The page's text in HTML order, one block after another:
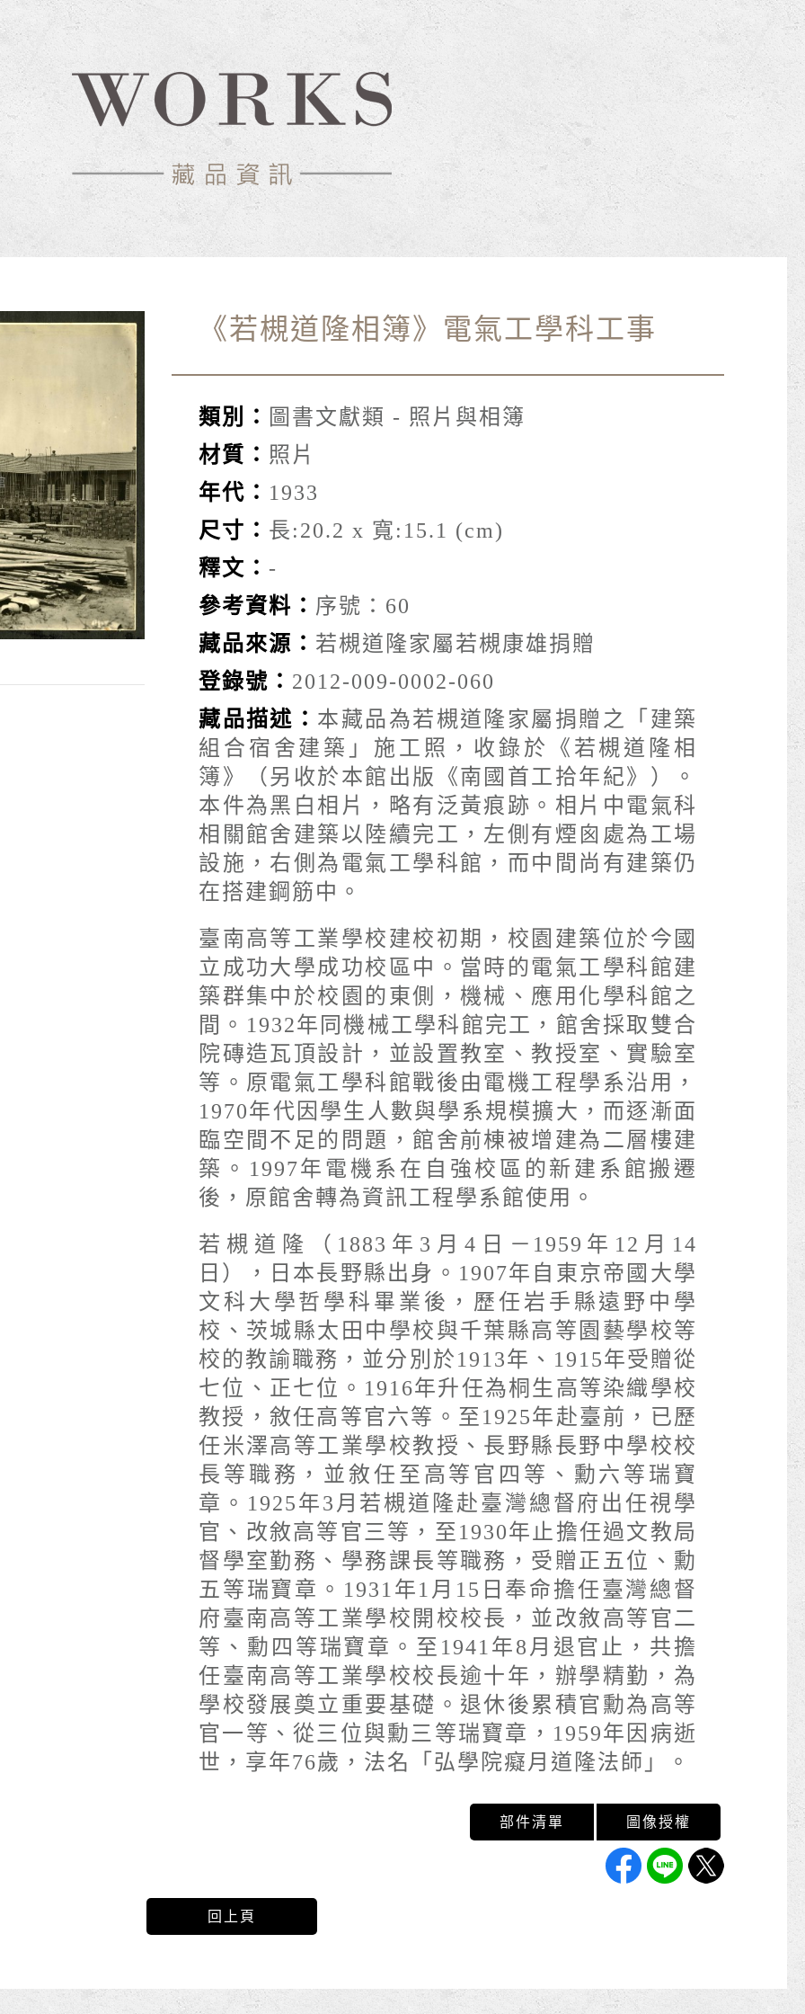
《若槻道隆相簿》電氣工學科工事
類別： 圖書文獻類 - 照片與相簿
材質： 照片
年代： 1933
尺寸： 長:20.2 x 寬:15.1 (cm)
釋文： -
參考資料： 序號：60
藏品來源： 若槻道隆家屬若槻康雄捐贈
登錄號： 2012-009-0002-060
藏品描述： 本藏品為若槻道隆家屬捐贈之「建築
組合宿舍建築」施工照，收錄於《若槻道隆相
簿》（另收於本館出版《南國首工拾年紀》）。
本件為黑白相片，略有泛黃痕跡。相片中電氣科
相關館舍建築以陸續完工，左側有煙囪處為工場
設施，右側為電氣工學科館，而中間尚有建築仍
在搭建鋼筋中。
臺南高等工業學校建校初期，校園建築位於今國
立成功大學成功校區中。當時的電氣工學科館建
築群集中於校園的東側，機械、應用化學科館之
間。1932年同機械工學科館完工，館舍採取雙合
院磚造瓦頂設計，並設置教室、教授室、實驗室
等。原電氣工學科館戰後由電機工程學系沿用，
1970年代因學生人數與學系規模擴大，而逐漸面
臨空間不足的問題，館舍前棟被增建為二層樓建
築。1997年電機系在自強校區的新建系館搬遷
後，原館舍轉為資訊工程學系館使用。
若槻道隆（1883年3月4日－1959年12月14
日），日本長野縣出身。1907年自東京帝國大學
文科大學哲學科畢業後，歷任岩手縣遠野中學
校、茨城縣太田中學校與千葉縣高等園藝學校等
校的教諭職務，並分別於1913年、1915年受贈從
七位、正七位。1916年升任為桐生高等染織學校
教授，敘任高等官六等。至1925年赴臺前，已歷
任米澤高等工業學校教授、長野縣長野中學校校
長等職務，並敘任至高等官四等、勳六等瑞寶
章。1925年3月若槻道隆赴臺灣總督府出任視學
官、改敘高等官三等，至1930年止擔任過文教局
督學室勤務、學務課長等職務，受贈正五位、勳
五等瑞寶章。1931年1月15日奉命擔任臺灣總督
府臺南高等工業學校開校校長，並改敘高等官二
等、勳四等瑞寶章。至1941年8月退官止，共擔
任臺南高等工業學校校長逾十年，辦學精勤，為
學校發展奠立重要基礎。退休後累積官勳為高等
官一等、從三位與勳三等瑞寶章，1959年因病逝
世，享年76歲，法名「弘學院癡月道隆法師」。
回上頁